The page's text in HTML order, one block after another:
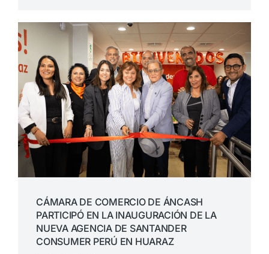
CÁMARA DE COMERCIO DE ÁNCASH
PARTICIPÓ EN LA INAUGURACIÓN DE LA
NUEVA AGENCIA DE SANTANDER
CONSUMER PERÚ EN HUARAZ